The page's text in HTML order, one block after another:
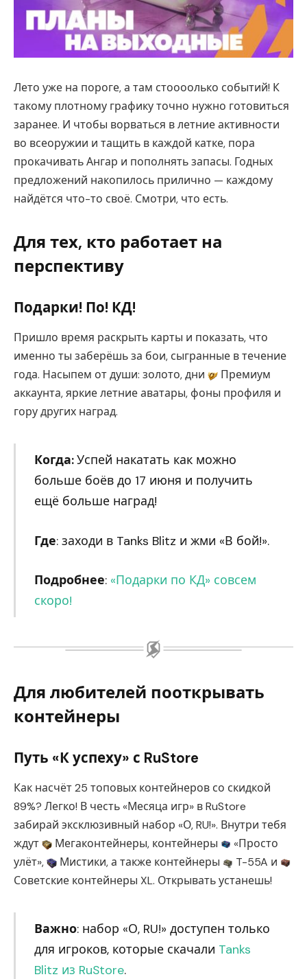
Лето уже на пороге, а там стоооолько событий! К
такому плотному графику точно нужно готовиться
заранее. И чтобы ворваться в летние активности
во всеоружии и тащить в каждой катке, пора
прокачивать Ангар и пополнять запасы. Годных
предложений накопилось прилично — каждому
найдётся что-то своё. Смотри, что есть.
Для тех, кто работает на
перспективу
Подарки! По! КД!
Пришло время раскрыть карты и показать, что
именно ты заберёшь за бои, сыгранные в течение
года. Насыпем от души: золото, дни
Премиум
аккаунта, яркие летние аватары, фоны профиля и
гору других наград.
Когда:Успей накатать как можно
больше боёв до 17 июня и получить
ещё больше наград!
Где: заходи в Tanks Blitz и жми «В бой!».
Подробнее: «Подарки по КД» совсем
скоро!
Для любителей пооткрывать
контейнеры
Путь «К успеху» с RuStore
Как насчёт 25 топовых контейнеров со скидкой
89%? Легко! В честь «Месяца игр» в RuStore
забирай эксклюзивный набор «О, RU!». Внутри тебя
ждут
Мегаконтейнеры, контейнеры
«Просто
улёт»,
Мистики, а также контейнеры
T-55A и
Советские контейнеры XL. Открывать устанешь!
Важно: набор «О, RU!» доступен только
для игроков, которые скачали Tanks
Blitz из RuStore.